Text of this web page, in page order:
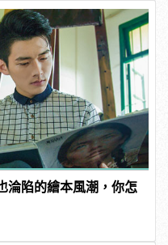
淪陷的繪本風潮，你怎